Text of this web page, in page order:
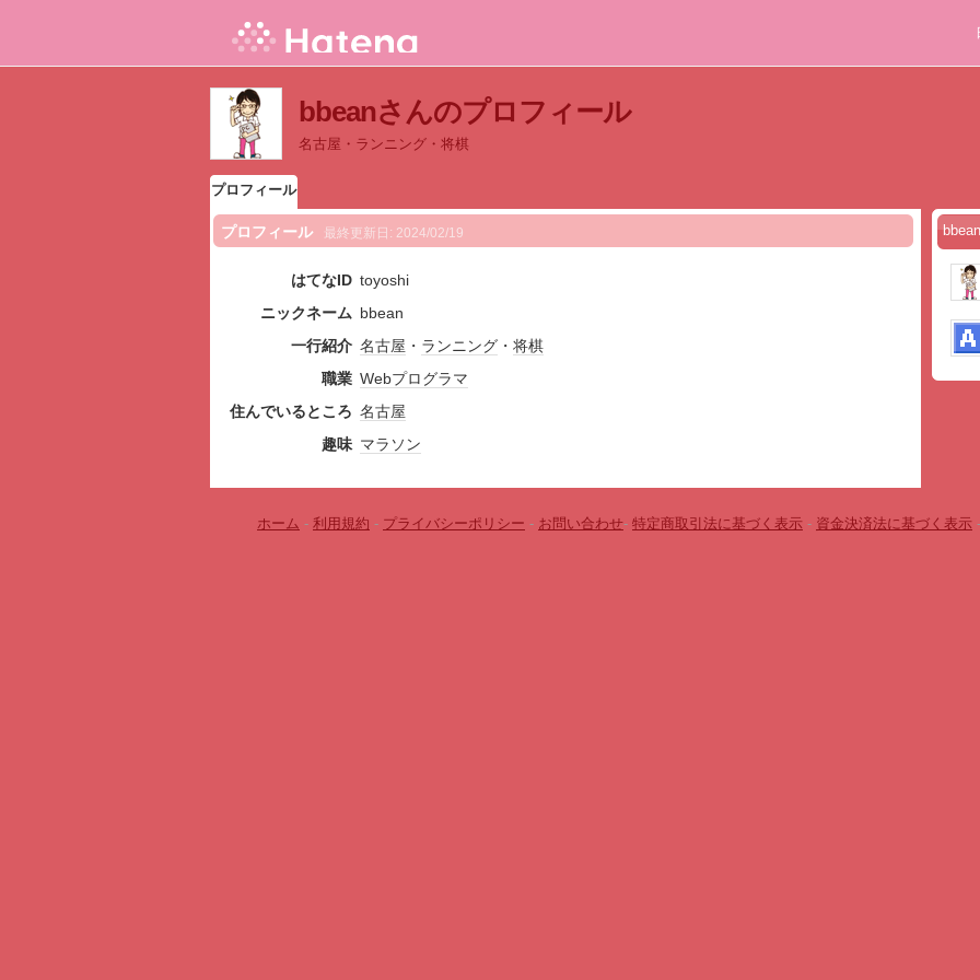
bbeanさんのプロフィール
名古屋・ランニング・将棋
プロフィール
プロフィール 最終更新日: 2024/02/19
はてなID toyoshi
ニックネーム bbean
一行紹介 名古屋 ・ ランニング ・ 将棋
職業 Webプログラマ
住んでいるところ 名古屋
趣味 マラソン
ホーム - 利用規約 - プライバシーポリシー - お問い合わせ- 特定商取引法に基づく表示 - 資金決済法に基づく表示 -